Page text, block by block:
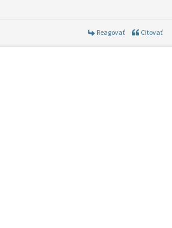
Reagovať Citovať